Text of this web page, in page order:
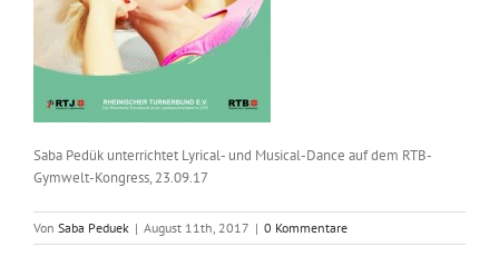
Saba Pedük unterrichtet Lyrical- und Musical-Dance auf dem RTB-
Gymwelt-Kongress, 23.09.17
Von Saba Peduek | August 11th, 2017 | 0 Kommentare